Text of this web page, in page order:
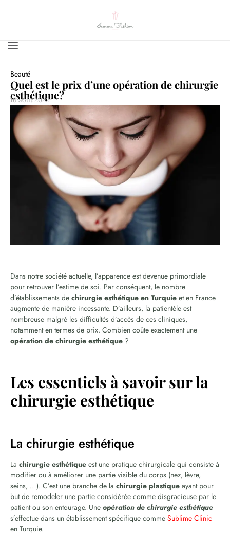
Beauté
Quel est le prix d’une opération de chirurgie
esthétique?
16 août 2022
Dans notre société actuelle, l’apparence est devenue primordiale
pour retrouver l’estime de soi. Par conséquent, le nombre
d’établissements de chirurgie esthétique en Turquie et en France
augmente de manière incessante. D’ailleurs, la patientèle est
nombreuse malgré les difficultés d’accès de ces cliniques,
notamment en termes de prix. Combien coûte exactement une
opération de chirurgie esthétique ?
Les essentiels à savoir sur la
chirurgie esthétique
La chirurgie esthétique
La chirurgie esthétique est une pratique chirurgicale qui consiste à
modifier ou à améliorer une partie visible du corps (nez, lèvre,
seins, …). C’est une branche de la chirurgie plastique ayant pour
but de remodeler une partie considérée comme disgracieuse par le
patient ou son entourage. Une opération de chirurgie esthétique
s’effectue dans un établissement spécifique comme Sublime Clinic
en Turquie.